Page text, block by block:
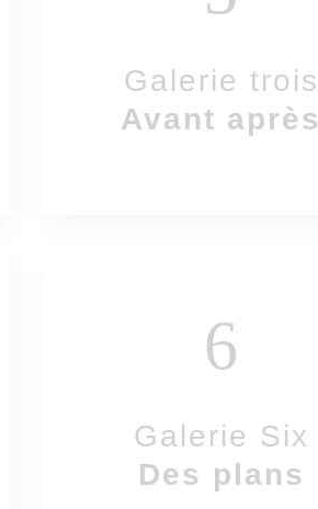
Galerie trois
Avant après
6
Galerie Six
Des plans